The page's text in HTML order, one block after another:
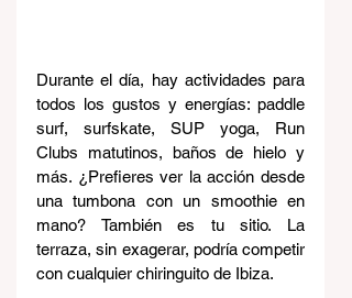
Durante el día, hay actividades para
todos los gustos y energías: paddle
surf, surfskate, SUP yoga, Run
Clubs matutinos, baños de hielo y
más. ¿Prefieres ver la acción desde
una tumbona con un smoothie en
mano? También es tu sitio. La
terraza, sin exagerar, podría competir
con cualquier chiringuito de Ibiza.